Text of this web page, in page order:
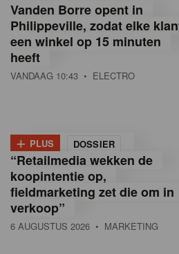
a
M
a
a
n
e
Vanden Borre opent in
Philippeville, zodat elke
een winkel op 15 minuten
heeft
VANDAAG 10:43 • ELECTRO
+ PLUS DOSSIER
“Retailmedia wekken de
koopintentie op,
fieldmarketing zet die om in
verkoop”
6 AUGUSTUS 2026 • MARKETING